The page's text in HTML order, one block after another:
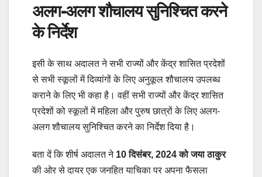
अलग-अलग शौचालय सुनिश्चित करने
के निर्देश
इसी के साथ अदालत ने सभी राज्यों और केंद्र शासित प्रदेशों
से सभी स्कूलों में दिव्यांगों के लिए अनुकूल शौचालय उपलब्ध
कराने के लिए भी कहा है। वहीं सभी राज्यों और केंद्र शासित
प्रदेशों को स्कूलों में महिला और पुरुष छात्रों के लिए अलग-
अलग शौचालय सुनिश्चित करने का निर्देश दिया है।
बता दें कि शीर्ष अदालत ने 10 दिसंबर, 2024 को जया ठाकुर
की ओर से दायर एक जनहित याचिका पर अपना फैसला